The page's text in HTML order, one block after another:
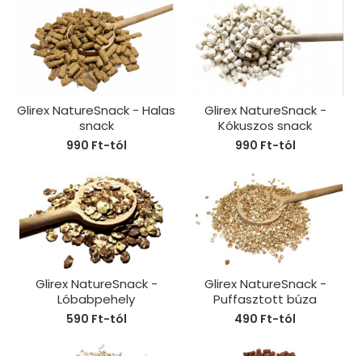
Glirex NatureSnack - Halas
snack
990 Ft-tól
Glirex NatureSnack -
Kókuszos snack
990 Ft-tól
Glirex NatureSnack -
Lóbabpehely
590 Ft-tól
Glirex NatureSnack -
Puffasztott búza
490 Ft-tól